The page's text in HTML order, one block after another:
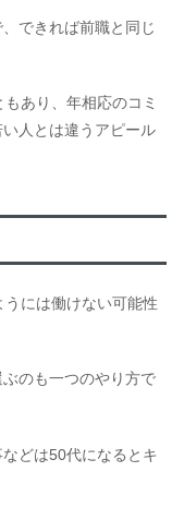
できれば前職と同じ
あり、年相応のコミ
人とは違うアピール
には働けない可能性
のも一つのやり方で
どは50代になるとキ